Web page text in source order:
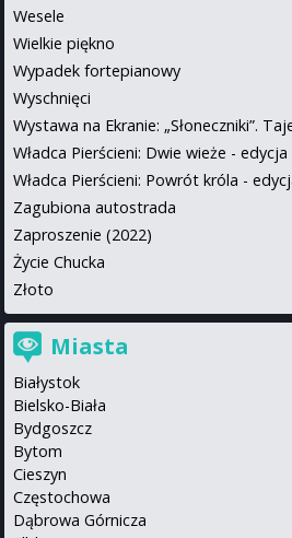
Wesele
Wielkie piękno
Wypadek fortepianowy
Wyschnięci
Wystawa na Ekranie: „Słoneczniki”.
Władca Pierścieni: Dwie wieże -
Władca Pierścieni: Powrót króla -
Zagubiona autostrada
Zaproszenie (2022)
Życie Chucka
Złoto
Miasta
Białystok
Bielsko-Biała
Bydgoszcz
Bytom
Cieszyn
Częstochowa
Dąbrowa Górnicza